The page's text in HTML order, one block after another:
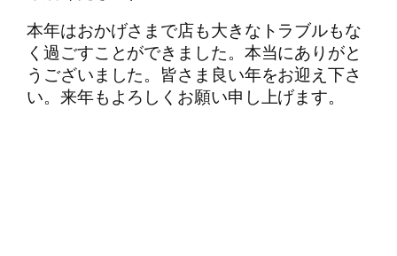
本年はおかげさまで店も大きなトラブルもな
く過ごすことができました。本当にありがと
うございました。皆さま良い年をお迎え下さ
い。来年もよろしくお願い申し上げます。